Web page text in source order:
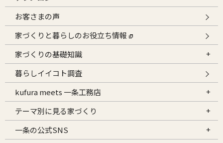
お客さまの声
家づくりと暮らしのお役立ち情報
家づくりの基礎知識
暮らしイイコト調査
kufura meets 一条工務店
テーマ別に見る家づくり
一条の公式SNS